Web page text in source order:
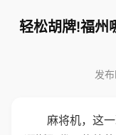
轻松胡牌!福州
发
麻将机，这